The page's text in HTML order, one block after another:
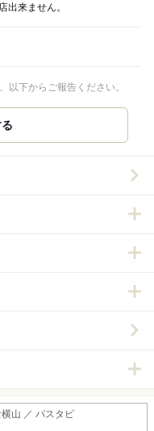
出来ません。
下からご報告ください。
山 ／ パスタピ